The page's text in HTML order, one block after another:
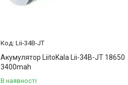
Lii-34B-JT
Акумулятор LiitoKala Lii-34B-JT 18650
3400mah
В наявності